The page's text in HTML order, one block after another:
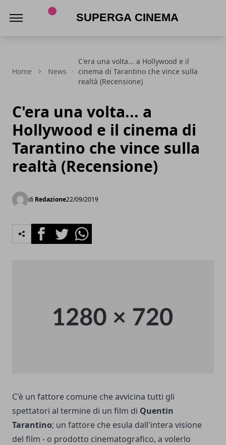
Home News
C'era una volta... a Hollywood e il
cinema di Tarantino che vince sulla
realtà (Recensione)
C'era una volta... a
Hollywood e il cinema di
Tarantino che vince sulla
realtà (Recensione)
di Redazione22/09/2019
FacebookTwitterWhatsapp
C'è un fattore comune che avvicina tutti gli
spettatori al termine di un film di Quentin
Tarantino; un fattore che esula dall'intera visione
del film - o prodotto cinematografico, a volerlo